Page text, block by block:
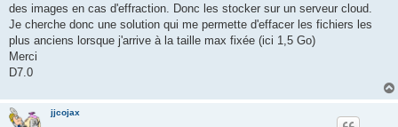
des images en cas d'effraction. Donc les stocker sur un serveur cloud.
Je cherche donc une solution qui me permette d'effacer les fichiers les
plus anciens lorsque j'arrive à la taille max fixée (ici 1,5 Go)
Merci
D7.0
jjcojax